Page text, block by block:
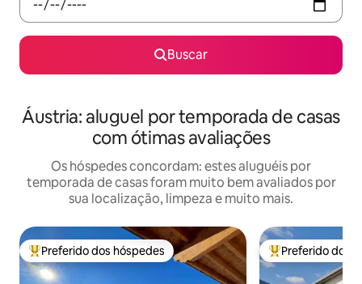
Buscar
Áustria: aluguel por temporada de casas
com ótimas avaliações
Os hóspedes concordam: estes aluguéis por
temporada de casas foram muito bem avaliados por
sua localização, limpeza e muito mais.
Entre os melhores preferidos dos hóspedes
Preferido dos hóspedes Entre os
Preferido dos